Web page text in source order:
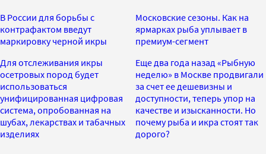
В России для борьбы с
контрафактом введут
маркировку черной икры
Для отслеживания икры
осетровых пород будет
использоваться
унифицированная цифровая
система, опробованная на
шубах, лекарствах и табачных
изделиях
Московские сезоны. Как на
ярмарках рыба уплывает в
премиум-сегмент
Еще два года назад «Рыбную
неделю» в Москве продвигали
за счет ее дешевизны и
доступности, теперь упор на
качестве и изысканности. Но
почему рыба и икра стоят так
дорого?